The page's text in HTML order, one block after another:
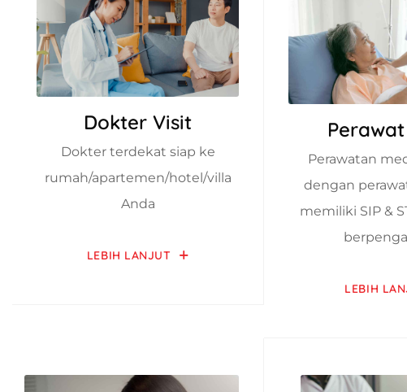
Dokter Visit
Dokter terdekat siap ke
rumah/apartemen/hotel/villa
Anda
LEBIH LANJUT
Perawatan
dengan
memiliki SIP &
LEBIH